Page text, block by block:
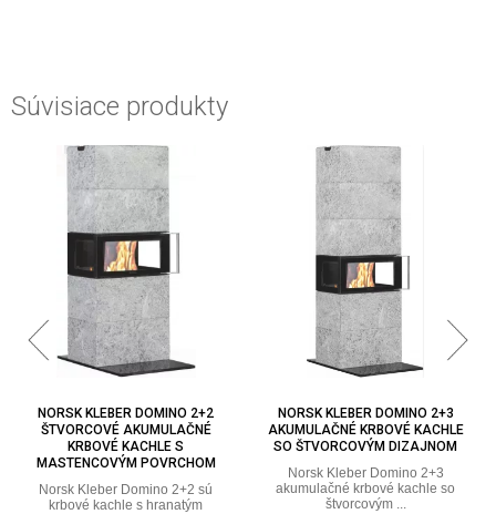
Súvisiace produkty
NORSK KLEBER DOMINO 2+3
AKUMULAČNÉ KRBOVÉ KACHLE
SO ŠTVORCOVÝM DIZAJNOM
Norsk Kleber Domino 2+3
akumulačné krbové kachle so
štvorcovým ...
NORSK KLEBER DOMINO 3+2
MASTENCOVÉ AKUMULAČNÉ
KRBOVÉ KACHLE SO
Domino 3+2 je opakom domina
2+3. Znamená to, že 3 rady